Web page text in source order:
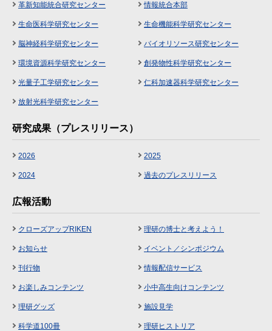
革新知能統合研究センター 情報統合本部
生命医科学研究センター 生命機能科学研究センター
脳神経科学研究センター バイオリソース研究センター
環境資源科学研究センター 創発物性科学研究センター
光量子工学研究センター 仁科加速器科学研究センター
放射光科学研究センター
研究成果（プレスリリース）
2026 2025
2024 過去のプレスリリース
広報活動
クローズアップRIKEN 理研の博士と考えよう！
お知らせ イベント／シンポジウム
刊行物 情報配信サービス
お楽しみコンテンツ 小中高生向けコンテンツ
理研グッズ 施設見学
科学道100冊 理研ヒストリア